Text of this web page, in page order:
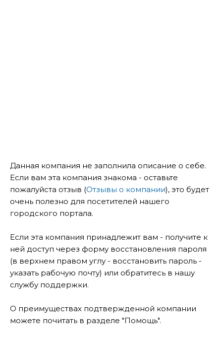
Данная компания не заполнила описание о себе.
Если вам эта компания знакома - оставьте
пожалуйста отзыв (Отзывы о компании), это будет
очень полезно для посетителей нашего
городского портала.
Если эта компания принадлежит вам - получите к
ней доступ через форму восстановления пароля
(в верхнем правом углу - восстановить пароль -
указать рабочую почту) или обратитесь в нашу
службу поддержки.
О преимуществах подтвержденной компании
можете почитать в разделе "Помощь".